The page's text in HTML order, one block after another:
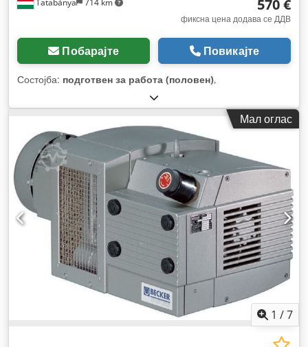
570 €
фиксна цена додава се ДДВ
Побарајте Повикајте
Состојба: подготвен за работа (половен),
Мал оглас
1 /7